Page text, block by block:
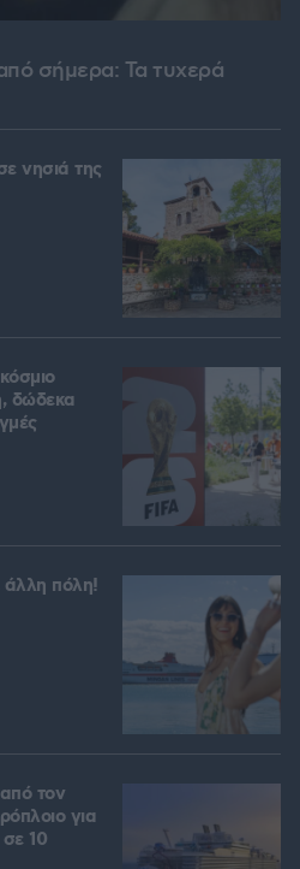
σήμερα: Τα τυχερά
νησιά της
δώδεκα
άλλη πόλη!
τον
για
10